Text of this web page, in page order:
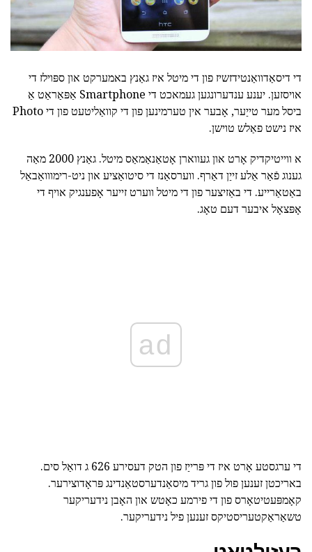
די דיסאַדוואַנטידזשיז פון די מיטל איז גאַנץ באמערקט און ספּוילז די
אויסזען. יענע ענדערונגען געמאכט די Smartphone אַפּאַראַט אַ
ביסל מער טייַער, אָבער אין טערמינען פון די קוואַליטעט פון די Photo
איז נישט פאַלש טוישן.
א ווייטיקדיק אָרט און געווארן אָטאַנאַמאַס מיטל. גאַנץ 2000 מאַה
גענוג פֿאַר אַלע זייַן דאַרף. ווערסאַנז די סיטואַציע און ניט-רימווואַבאַל
באַטאַרייע. די באַזיצער פון די מיטל ווערט זייער אָפענגיק אויף די
אָפּצאָל איבער דעם טאָג.
ad
די ערגסטע אָרט איז די פּרייַז פון הטק דעסירע 626 ג דואַל סים.
באריכטן זענען פול פון גריד מיסאַנדערסטאַנדינג פּראָדוצירער.
קאָמפּעטיטאָרס פון די פירמע כאָטש און האָבן נידעריקער
טשאַראַקטעריסטיקס זענען פיל נידעריקער.